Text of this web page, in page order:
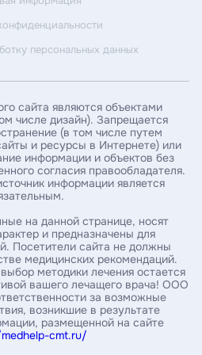
персональных данных
сайта являются объектами
числе дизайн). Запрещается
(в том числе путем
и ресурсы в Интернете) или
информации и объектов без
согласия правообладателя.
информации является
на данной странице, носят
и предназначены для
Посетители сайта не должны
медицинских рекомендаций.
методики лечения остается
вашего лечащего врача! ООО
за возможные
возникшие в результате
размещенной на сайте
cmt.ru/
карты
получить справку *
выслать справку*